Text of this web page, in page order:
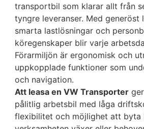
transportbil som klarar allt från
tyngre leveranser. Med generöst
smarta lastlösningar och
köregenskaper blir varje
Förarmiljön är ergonomisk och
uppkopplade funktioner som
och navigation.
Att leasa en VW Transporterger
pålitlig arbetsbil med låga
flexibilitet och möjlighet att byta